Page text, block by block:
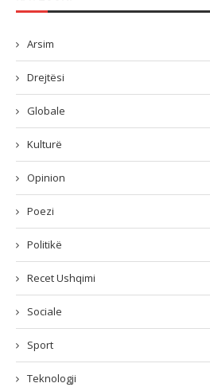
Arsim
Drejtësi
Globale
Kulturë
Opinion
Poezi
Politikë
Recet Ushqimi
Sociale
Sport
Teknologji